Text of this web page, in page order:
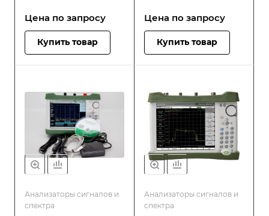
Цена по запросу
Купить товар
Цена по запросу
Купить товар
Анализаторы сигналов и
спектра
Анализаторы сигналов и
спектра